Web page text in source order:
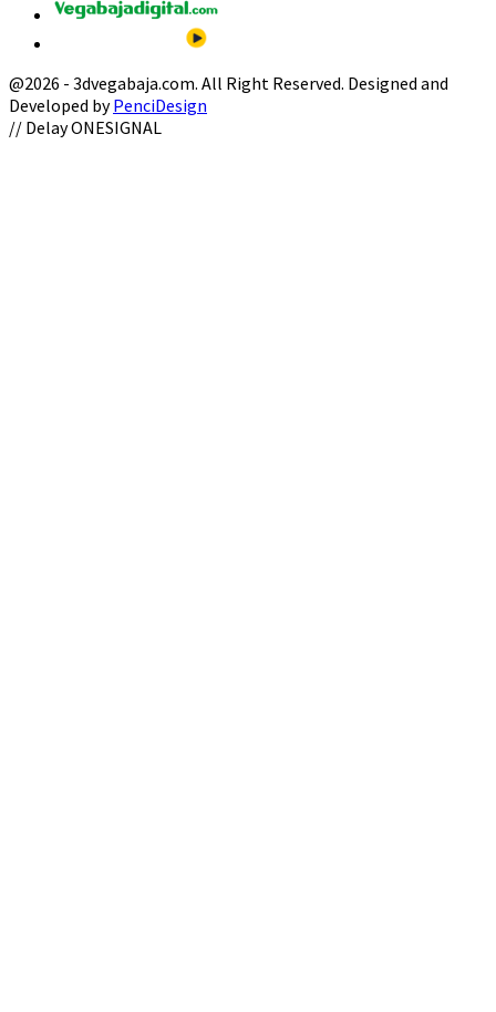
@2026 - 3dvegabaja.com. All Right Reserved. Designed and
Developed byPenciDesign
Facebook
Twitter
Instagram
Youtube
Email
// Delay ONESIGNAL